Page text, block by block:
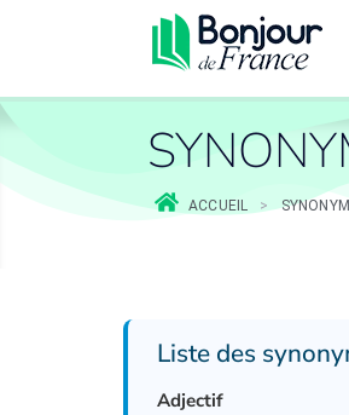
ACCUEIL >
Liste des
Adjectif